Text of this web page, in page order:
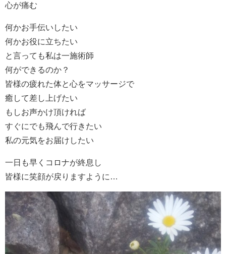
心が痛む
何かお手伝いしたい
何かお役に立ちたい
と言っても私は一施術師
何ができるのか？
皆様の疲れた体と心をマッサージで
癒して差し上げたい
もしお声かけ頂ければ
すぐにでも飛んで行きたい
私の元気をお届けしたい
一日も早くコロナが終息し
皆様に笑顔が戻りますように…